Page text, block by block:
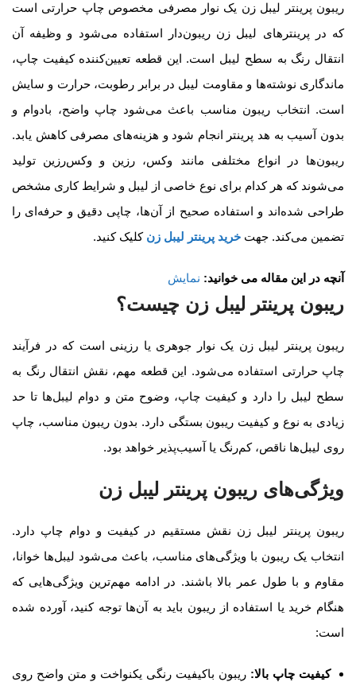
ریبون پرینتر لیبل زن یک نوار مصرفی مخصوص چاپ حرارتی است
که در پرینترهای لیبل زن ریبون‌دار استفاده می‌شود و وظیفه آن
انتقال رنگ به سطح لیبل است. این قطعه تعیین‌کننده کیفیت چاپ،
ماندگاری نوشته‌ها و مقاومت لیبل در برابر رطوبت، حرارت و سایش
است. انتخاب ریبون مناسب باعث می‌شود چاپ واضح، بادوام و
بدون آسیب به هد پرینتر انجام شود و هزینه‌های مصرفی کاهش یابد.
ریبون‌ها در انواع مختلفی مانند وکس، رزین و وکس‌رزین تولید
می‌شوند که هر کدام برای نوع خاصی از لیبل و شرایط کاری مشخص
طراحی شده‌اند و استفاده صحیح از آن‌ها، چاپی دقیق و حرفه‌ای را
تضمین می‌کند. جهت خرید پرینتر لیبل زن کلیک کنید.
آنچه در این مقاله می خوانید: نمایش
ریبون پرینتر لیبل زن چیست؟
ریبون پرینتر لیبل زن یک نوار جوهری یا رزینی است که در فرآیند
چاپ حرارتی استفاده می‌شود. این قطعه مهم، نقش انتقال رنگ به
سطح لیبل را دارد و کیفیت چاپ، وضوح متن و دوام لیبل‌ها تا حد
زیادی به نوع و کیفیت ریبون بستگی دارد. بدون ریبون مناسب، چاپ
روی لیبل‌ها ناقص، کم‌رنگ یا آسیب‌پذیر خواهد بود.
ویژگی‌های ریبون پرینتر لیبل زن
ریبون پرینتر لیبل زن نقش مستقیم در کیفیت و دوام چاپ دارد.
انتخاب یک ریبون با ویژگی‌های مناسب، باعث می‌شود لیبل‌ها خوانا،
مقاوم و با طول عمر بالا باشند. در ادامه مهم‌ترین ویژگی‌هایی که
هنگام خرید یا استفاده از ریبون باید به آن‌ها توجه کنید، آورده شده
است:
کیفیت چاپ بالا: ریبون باکیفیت رنگی یکنواخت و متن واضح روی